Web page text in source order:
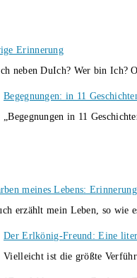
Erinnerung
neben DuIch? Wer bin Ich?
Begegnungen: in 11
„Begegnungen in 11
meines Lebens:
erzählt mein Leben, so wie
Der Erlkönig-Freund: Eine
Vielleicht ist die größte